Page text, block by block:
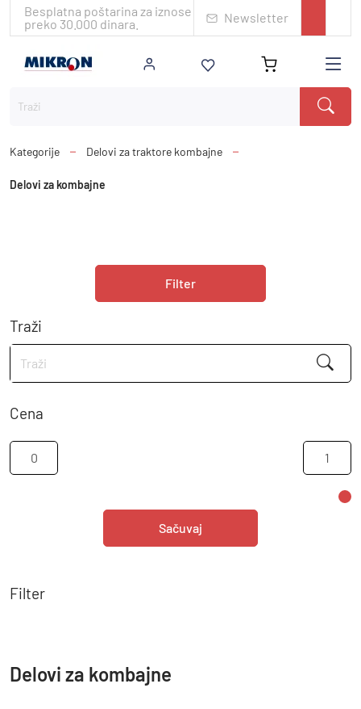
Besplatna poštarina za iznose
preko 30.000 dinara.
Newsletter
Kategorije Delovi za traktore kombajne
Delovi za kombajne
Filter
Traži
Cena
Sačuvaj
Filter
Delovi za kombajne